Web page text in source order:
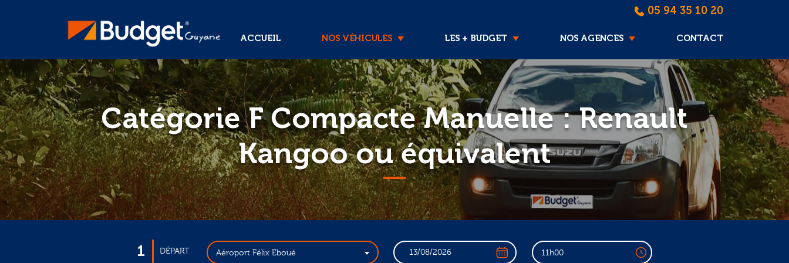
05 94 35 10 20
ACCUEIL NOS VÉHICULES LES + BUDGET NOS AGENCES CONTACT
Catégorie F Compacte Manuelle : Renault
Kangoo ou équivalent
1 DÉPART Aéroport Félix Eboué 11h00